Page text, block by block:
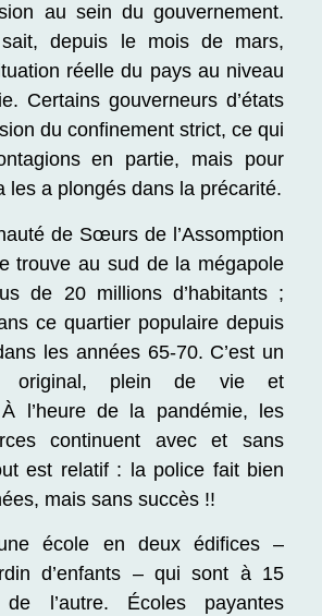
au sein du gouvernement.
depuis le mois de mars,
réelle du pays au niveau
Certains gouverneurs d’états
du confinement strict, ce qui
en partie, mais pour
les a plongés dans la précarité.
de Sœurs de l’Assomption
trouve au sud de la mégapole
de 20 millions d’habitants ;
ce quartier populaire depuis
les années 65-70. C’est un
original, plein de vie et
À l’heure de la pandémie, les
continuent avec et sans
est relatif : la police fait bien
mais sans succès !!
école en deux édifices –
d’enfants – qui sont à 15
de l’autre. Écoles payantes